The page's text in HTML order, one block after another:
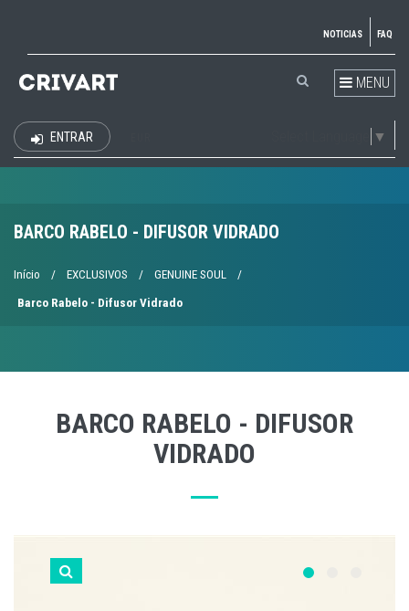
NOTICIAS FAQ
MENU
▼
ENTRAR
BARCO RABELO - DIFUSOR VIDRADO
Início / EXCLUSIVOS / GENUINE SOUL /
Barco Rabelo - Difusor Vidrado
BARCO RABELO - DIFUSOR
VIDRADO